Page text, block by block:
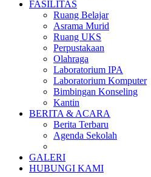
FASILITAS
Ruang Belajar
Asrama Murid
Ruang UKS
Perpustakaan
Olahraga
Laboratorium IPA
Laboratorium Komputer
Bimbingan Konseling
Kantin
BERITA & ACARA
Berita Terbaru
Agenda Sekolah
GALERI
HUBUNGI KAMI